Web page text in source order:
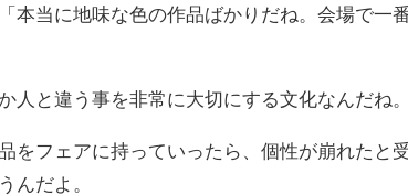
本当に地味な色の作品ばかりだね。会場で一
と違う事を非常に大切にする文化なんだね
フェアに持っていったら、個性が崩れたと
んだよ。